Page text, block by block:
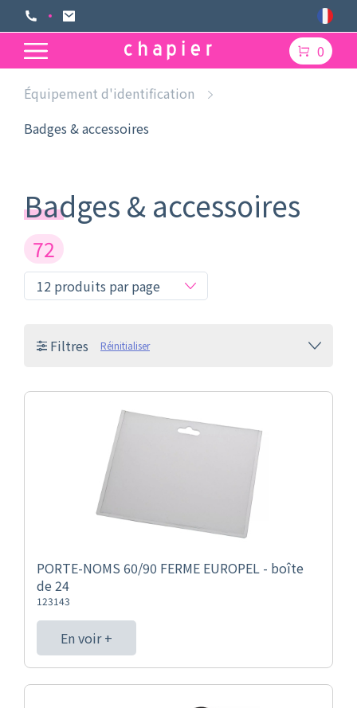
0
Équipement d'identification
Badges & accessoires
Badges & accessoires
72
Filtres Réinitialiser
PORTE-NOMS 60/90 FERME EUROPEL - boîte
de 24
123143
En voir +